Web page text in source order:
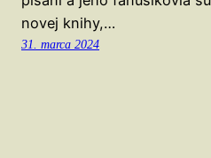
novej knihy,…
31. marca 2024